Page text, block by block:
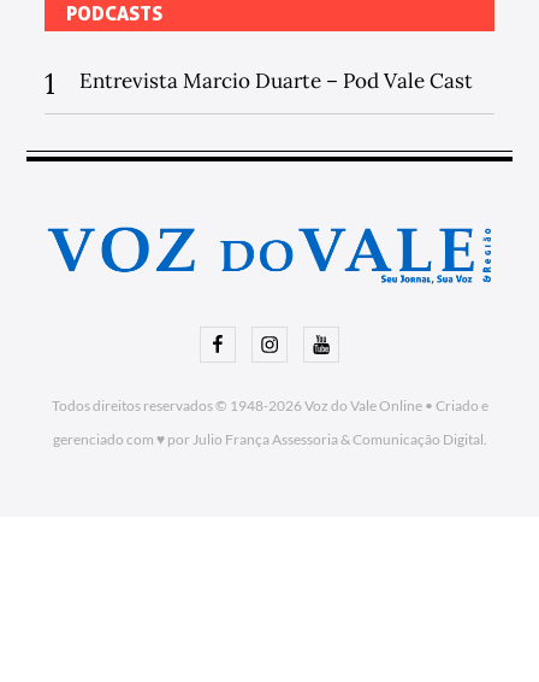
PODCASTS
1 Entrevista Marcio Duarte – Pod Vale Cast
FacebookInstagramYoutube
Todos direitos reservados © 1948-2026Voz do Vale Online• Criado e
gerenciado com ♥ por Julio França Assessoria& Comunicação Digital.